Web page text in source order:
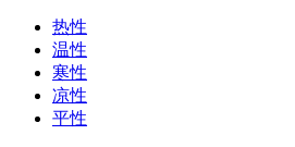
热性
温性
寒性
凉性
平性